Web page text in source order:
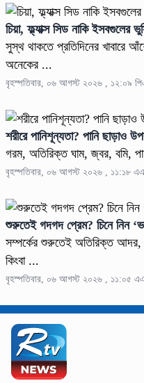
চিয়া, ফ্ল্যাক্স সিড নাকি
সুস্থ থাকতে প্রতিদিনের খাবারে
অনেকের ...
বৃহস্পতিবার, ০৬ আগস্ট ২০২৬ , ১২:০৯
শরীরে পানিশূন্যতা? পানি ছাড়াও
গরম, অতিরিক্ত ঘাম, জ্বর, বমি,
বৃহস্পতিবার, ০৬ আগস্ট ২০২৬ , ১১:১৮
শুরুতেই গদগদ প্রেম? চিনে নিন
সম্পর্কের শুরুতেই অতিরিক্ত আদর,
কিংবা ...
বৃহস্পতিবার, ০৬ আগস্ট ২০২৬ , ১১:০৫